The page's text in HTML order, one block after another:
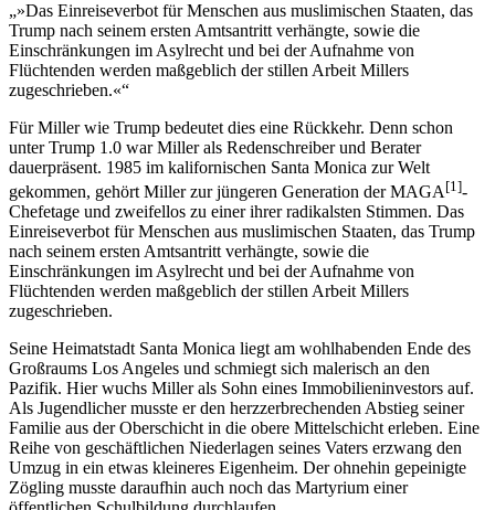
»Das Einreiseverbot für Menschen aus muslimischen Staaten, das
Trump nach seinem ersten Amtsantritt verhängte, sowie die
Einschränkungen im Asylrecht und bei der Aufnahme von
Flüchtenden werden maßgeblich der stillen Arbeit Millers
zugeschrieben.«
Für Miller wie Trump bedeutet dies eine Rückkehr. Denn schon
unter Trump 1.0 war Miller als Redenschreiber und Berater
dauerpräsent. 1985 im kalifornischen Santa Monica zur Welt
gekommen, gehört Miller zur jüngeren Generation der MAGA [1]-
Chefetage und zweifellos zu einer ihrer radikalsten Stimmen. Das
Einreiseverbot für Menschen aus muslimischen Staaten, das Trump
nach seinem ersten Amtsantritt verhängte, sowie die
Einschränkungen im Asylrecht und bei der Aufnahme von
Flüchtenden werden maßgeblich der stillen Arbeit Millers
zugeschrieben.
Seine Heimatstadt Santa Monica liegt am wohlhabenden Ende des
Großraums Los Angeles und schmiegt sich malerisch an den
Pazifik. Hier wuchs Miller als Sohn eines Immobilieninvestors auf.
Als Jugendlicher musste er den herzzerbrechenden Abstieg seiner
Familie aus der Oberschicht in die obere Mittelschicht erleben. Eine
Reihe von geschäftlichen Niederlagen seines Vaters erzwang den
Umzug in ein etwas kleineres Eigenheim. Der ohnehin gepeinigte
Zögling musste daraufhin auch noch das Martyrium einer